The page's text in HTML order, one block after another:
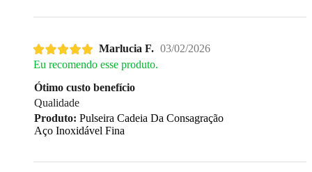
Marlucia F. 03/02/2026
Eu recomendo esse produto.
Ótimo custo benefício
Qualidade
Produto: Pulseira Cadeia Da Consagração
Aço Inoxidável Fina